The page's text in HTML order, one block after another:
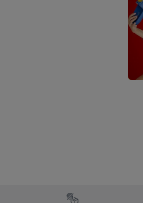
Footerelement met de verschillende